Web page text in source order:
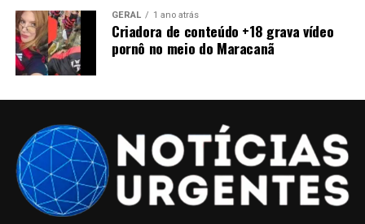
GERAL 1 ano atrás
Criadora de conteúdo +18 grava vídeo
pornô no meio do Maracanã